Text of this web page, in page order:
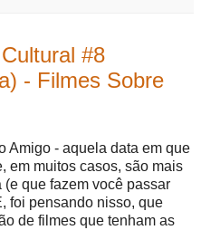
#8
- Filmes Sobre
Amigo - aquela data em que
em muitos casos, são mais
que fazem você passar
foi pensando nisso, que
de filmes que tenham as